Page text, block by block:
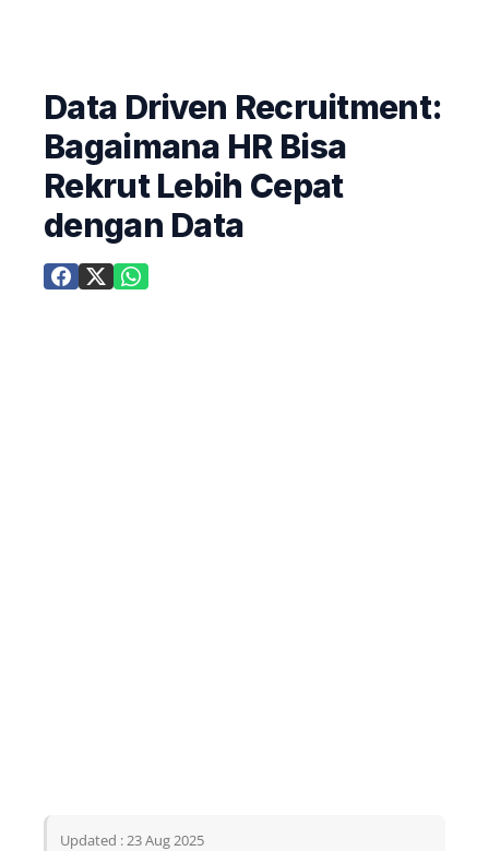
Data Driven Recruitment:
Bagaimana HR Bisa
Rekrut Lebih Cepat
dengan Data
Updated : 23 Aug 2025